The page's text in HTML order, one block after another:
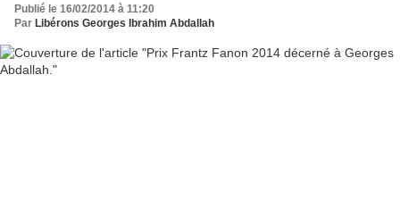
Publié le 16/02/2014 à 11:20
Par Libérons Georges Ibrahim Abdallah